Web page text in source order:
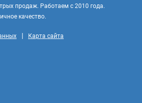
продаж. Работаем с 2010 года.
качество.
| Карта сайта